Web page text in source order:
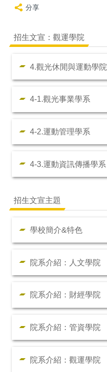
分享
招生文宣：觀運學院
4.觀光休閒與運動學院
4-1.觀光事業學系
4-2.運動管理學系
4-3.運動資訊傳播學系
招生文宣主題
學校簡介&特色
院系介紹：人文學院
院系介紹：財經學院
院系介紹：管資學院
院系介紹：觀運學院